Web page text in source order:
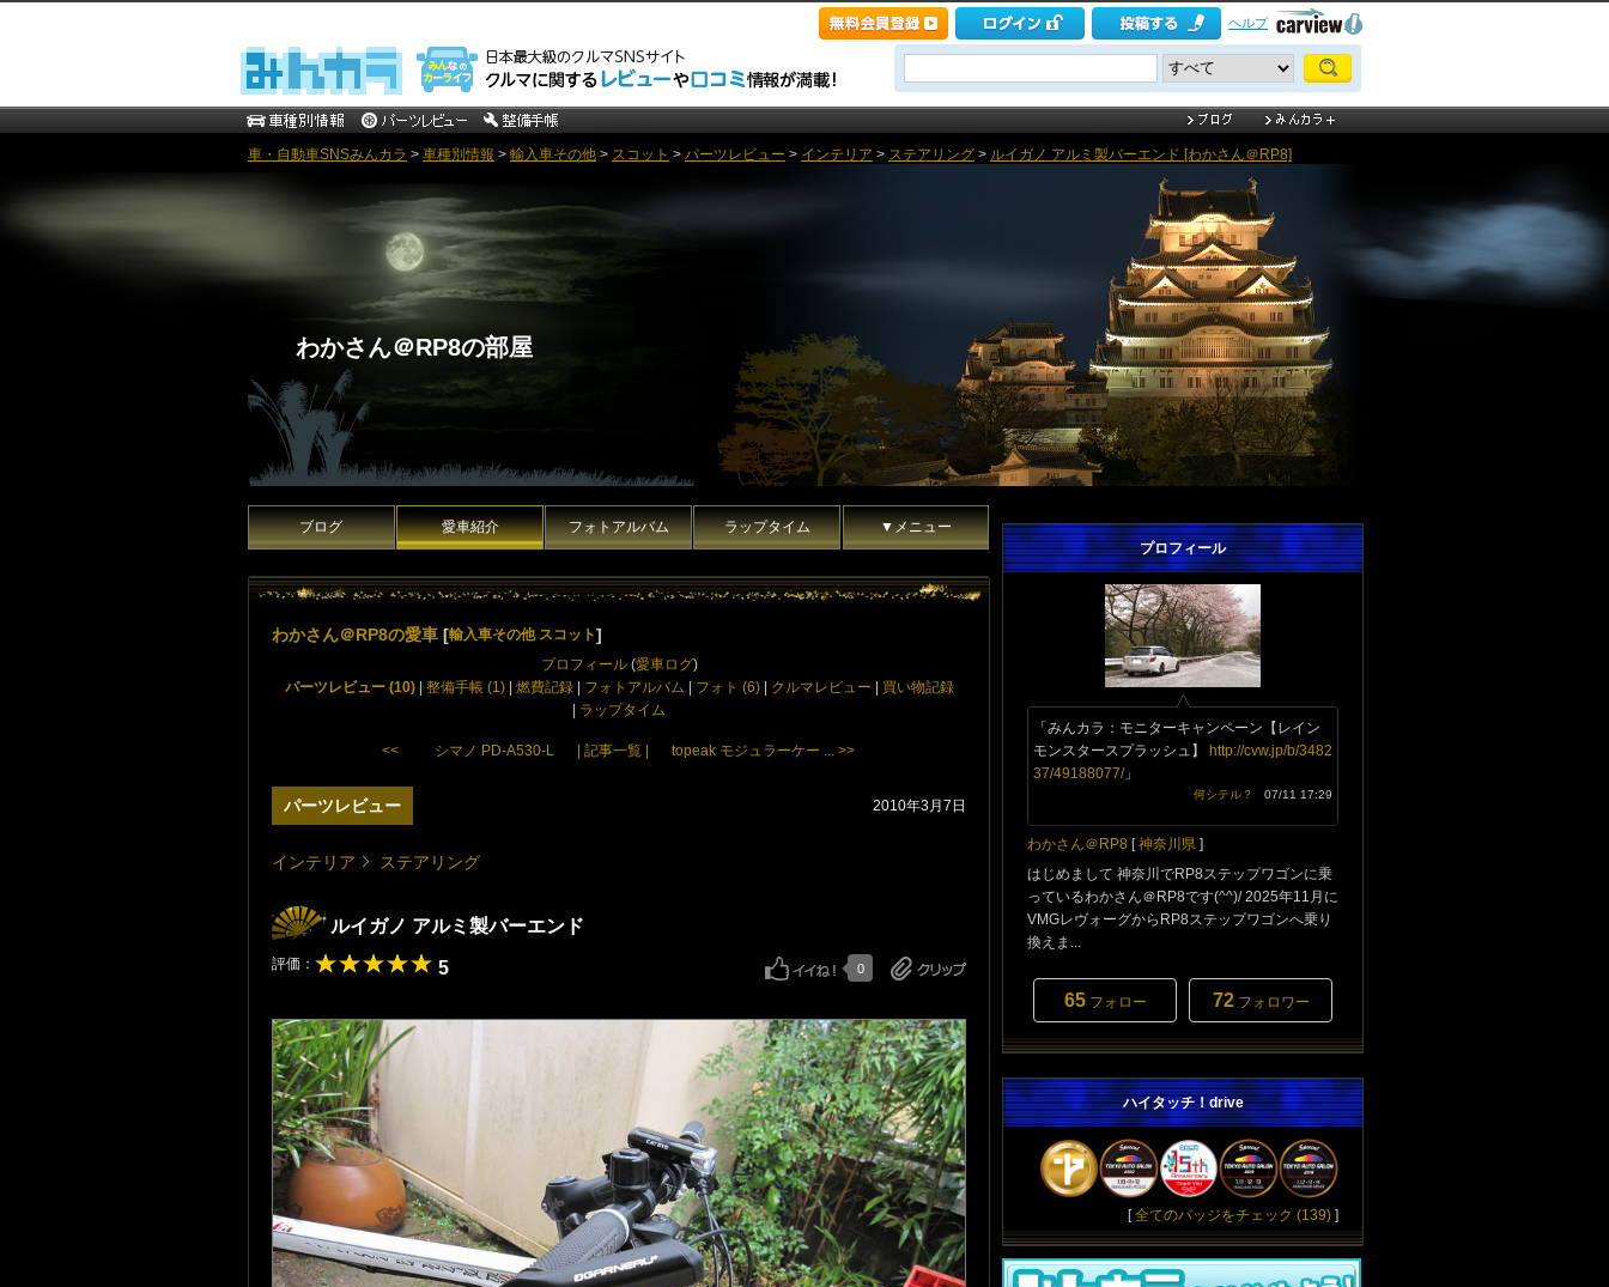
ヘルプ
車・自動車SNSみんカラ > 車種別情報 > 輸入車その他 > スコット > パーツレビュー > インテリア > ステアリング > ルイガノ アルミ製バーエンド [わかさん＠RP8]
わかさん＠RP8の部屋
ブログ 愛車紹介 フォトアルバム ラップタイム ▼メニュー
わかさん＠RP8の愛車 [輸入車その他 スコット]
プロフィール(愛車ログ)
パーツレビュー (10)| 整備手帳 (1)| 燃費記録| フォトアルバム フォト (6)| クルマレビュー
買い物記録
ラップタイム
<< シマノ PD-A530-L | 記事一覧 | topeak モジュラーケー ... >>
パーツレビュー 2010年3月7日
インテリア ステアリング
ルイガノ アルミ製バーエンド
評価： 5 0
プロフィール
「みんカラ：モニターキャンペーン【レイン
モンスタースプラッシュ】
http://cvw.jp/b/3482
37/49188077/」
何シテル？ 07/11 17:29
わかさん＠RP8 [神奈川県 ]
はじめまして 神奈川でRP8ステップワゴンに乗
っているわかさん＠RP8です(^^)/ 2025年11月に
VMGレヴォーグからRP8ステップワゴンへ乗り
換えま...
65フォロー 72フォロワー
ハイタッチ！drive
[全てのバッジをチェック (139) ]